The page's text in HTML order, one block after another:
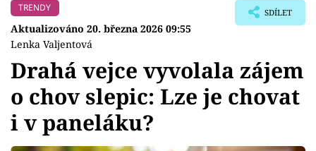
BYDLENÍ SLAVNÝCH
Témata
Bydlení
TRENDY
Aktualizováno 20. března 2026 09:55
Lenka Valjentová
SDÍLET
Drahá vejce vyvolala zájem
o chov slepic: Lze je chovat
i v paneláku?